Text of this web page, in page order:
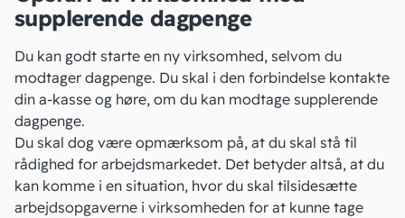
supplerende dagpenge
Du kan godt starte en ny virksomhed, selvom du
modtager dagpenge. Du skal i den forbindelse kontakte
din a-kasse og høre, om du kan modtage supplerende
dagpenge.
Du skal dog være opmærksom på, at du skal stå til
rådighed for arbejdsmarkedet. Det betyder altså, at du
kan komme i en situation, hvor du skal tilsidesætte
arbejdsopgaverne i virksomheden for at kunne tage